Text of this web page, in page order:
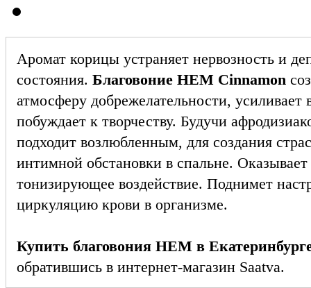
Аромат корицы устраняет нервозность и
состояния. Благовоние HEM Cinnamon
атмосферу добрежелательности, усиливает
побуждает к творчеству. Будучи
подходит возлюбленным, для создания
интимной обстановки в спальне.
тонизирующее воздействие. Поднимет
циркуляцию крови в организме.
Купить благовония HEM в
обратившись в интернет-магазин Saatva.